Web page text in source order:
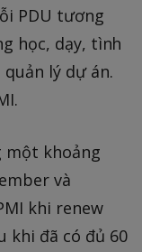
PDU tương
học, dạy, tình
lý dự án.
một khoảng
và
khi renew
khi đã có đủ 60